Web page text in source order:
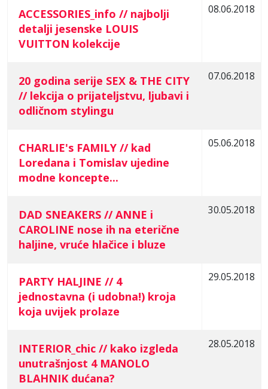
ACCESSORIES_info // najbolji
detalji jesenske LOUIS
VUITTON kolekcije
08.06.2018
20 godina serije SEX & THE CITY
// lekcija o prijateljstvu, ljubavi i
odličnom stylingu
07.06.2018
CHARLIE's FAMILY // kad
Loredana i Tomislav ujedine
modne koncepte...
05.06.2018
DAD SNEAKERS // ANNE i
CAROLINE nose ih na eterične
haljine, vruće hlačice i bluze
30.05.2018
PARTY HALJINE // 4
jednostavna (i udobna!) kroja
koja uvijek prolaze
29.05.2018
INTERIOR_chic // kako izgleda
unutrašnjost 4 MANOLO
BLAHNIK dućana?
28.05.2018